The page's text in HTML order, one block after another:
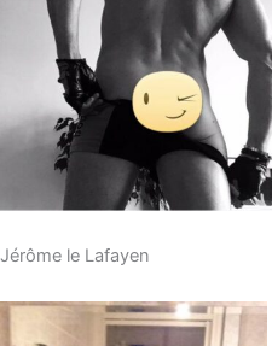
Jérôme le Lafayen